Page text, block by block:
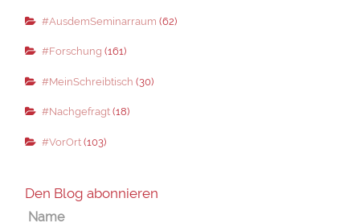
#AusdemSeminarraum (62)
#Forschung (161)
#MeinSchreibtisch (30)
#Nachgefragt(18)
#VorOrt(103)
Den Blog abonnieren
Name